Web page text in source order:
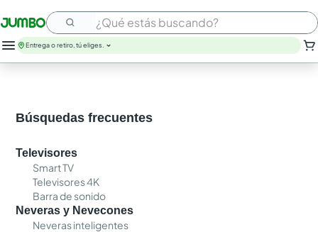
¿Qué estás buscando?
Entrega o retiro, tú eliges.
Búsquedas frecuentes
Televisores
Smart TV
Televisores 4K
Barra de sonido
Neveras y Nevecones
Neveras inteligentes